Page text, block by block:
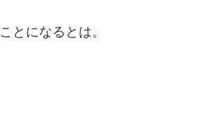
とになるとは。